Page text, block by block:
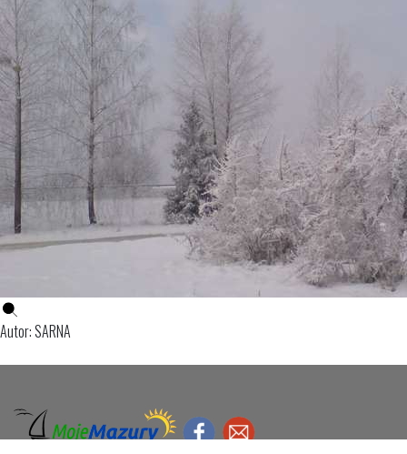
Autor: SARNA